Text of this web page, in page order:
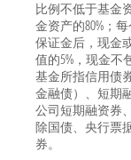
比例不低于基金
金资产的80%；
保证金后，现金
值的5%，现金
基金所指信用债
金融债）、短期
公司短期融资券
除国债、央行票
券。